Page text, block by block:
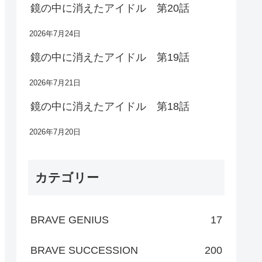
鏡の中に消えたアイドル 第20話
2026年7月24日
鏡の中に消えたアイドル 第19話
2026年7月21日
鏡の中に消えたアイドル 第18話
2026年7月20日
カテゴリー
BRAVE GENIUS 17
BRAVE SUCCESSION 200